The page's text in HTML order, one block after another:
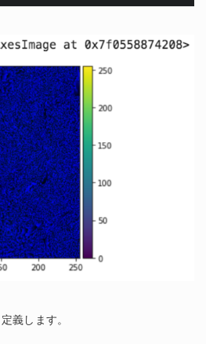
義します。